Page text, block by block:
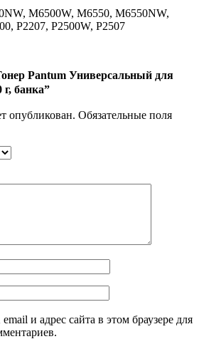
M6500W, M6550, M6550NW,
P2207, P2500W, P2507
Pantum Универсальный для
банка”
опубликован. Обязательные поля
и адрес сайта в этом браузере для